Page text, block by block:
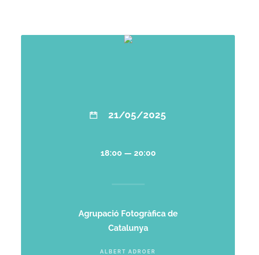
21/05/2025
18:00 — 20:00
Agrupació Fotogràfica de
Catalunya
ALBERT ADROER